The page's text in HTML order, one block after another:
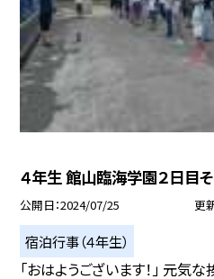
４年生 館山臨海学園２日目
公開日 2024/07/25 更
宿泊行事（４年生）
「おはようございます！」 元気